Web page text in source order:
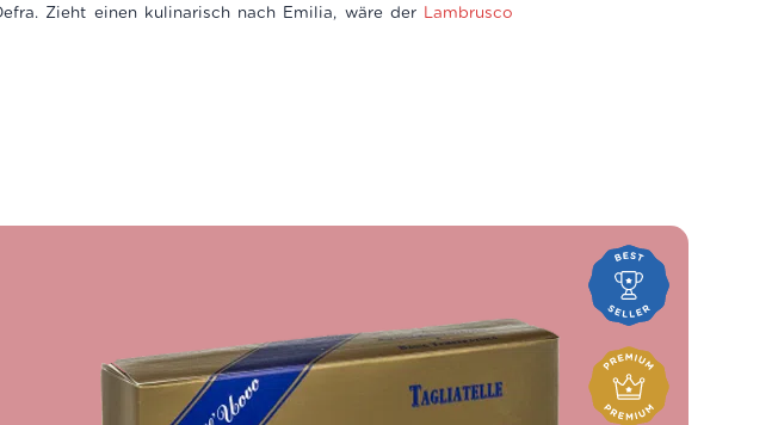
Zieht einen kulinarisch nach Emilia, wäre der Lambrusco